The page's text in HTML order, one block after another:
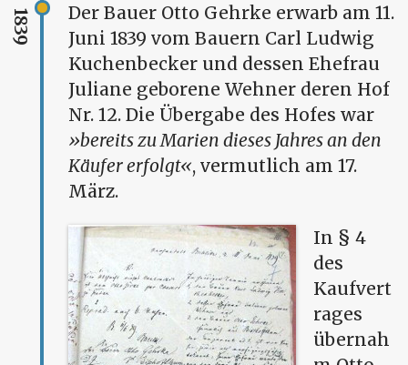
1839
Der Bauer Otto Gehrke erwarb am 11.
Juni 1839 vom Bauern Carl Ludwig
Kuchenbecker und dessen Ehefrau
Juliane geborene Wehner deren Hof
Nr. 12. Die Übergabe des Hofes war
bereits zu Marien dieses Jahres an den
Käufer erfolgt
, vermutlich am 17.
März.
In § 4
des
Kaufvert
rages
übernah